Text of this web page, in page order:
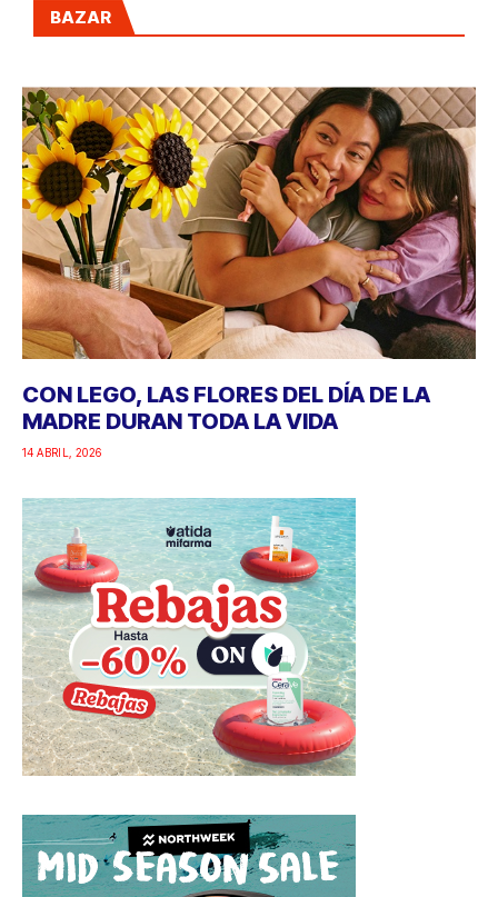
BAZAR
CON LEGO, LAS FLORES DEL DÍA DE LA
MADRE DURAN TODA LA VIDA
14 ABRIL, 2026